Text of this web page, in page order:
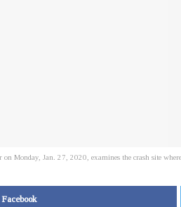
Monday, Jan. 27, 2020, examines the crash site